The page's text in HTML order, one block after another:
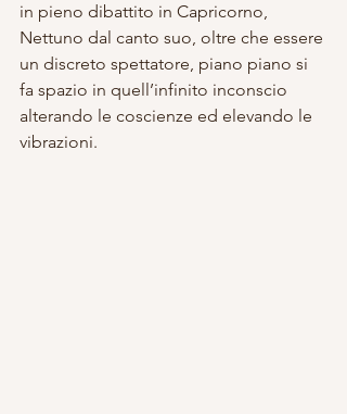
in pieno dibattito in Capricorno,
Nettuno dal canto suo, oltre che essere
un discreto spettatore, piano piano si
fa spazio in quell’infinito inconscio
alterando le coscienze ed elevando le
vibrazioni.